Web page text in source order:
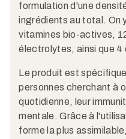
formulation d'une
ingrédients au total. On
vitamines bio-actives,
électrolytes, ainsi que
Le produit est
personnes cherchant à
quotidienne, leur
mentale. Grâce à
forme la plus